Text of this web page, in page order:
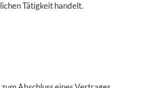
Tätigkeit handelt.